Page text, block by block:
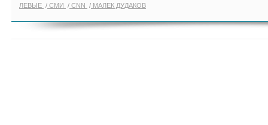
ЛЕВЫЕ СМИ CNN МАЛЕК ДУДАКОВ